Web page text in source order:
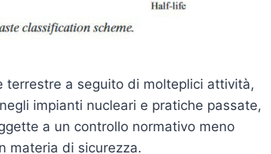
a seguito di molteplici attività,
impianti nucleari e pratiche passate,
a un controllo normativo meno
materia di sicurezza.